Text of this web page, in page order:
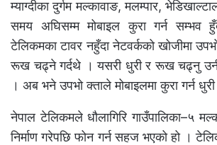
म्याग्दीका दुर्गम मल्कावाङ, मलम्पार,
समय अघिसम्म मोबाइल कुरा गर्न सम्भव
टेलिकमका टावर नहुँदा नेटवर्कको खोजीमा
रूख चढ्ने गर्दथे । यसरी धुरी र रूख चढ्नु
। अब भने उपभो क्ताले मोबाइलमा कुरा गर्न
नेपाल टेलिकमले धौलागिरि गाउँपालिका–५
निर्माण गरेपछि फोन गर्न सहज भएको हो ।